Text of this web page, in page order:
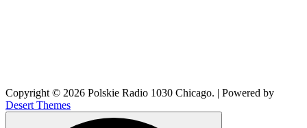
Copyright © 2026 Polskie Radio 1030 Chicago. | Powered by
Desert Themes